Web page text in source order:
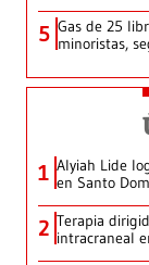
5 Gas de 25
minoristas,
1 Alyiah Lide
en Santo
2 Terapia
intracraneal